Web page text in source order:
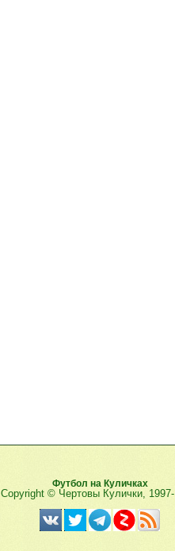
Футбол на Куличках
Copyright © Чертовы Кулички, 1997-